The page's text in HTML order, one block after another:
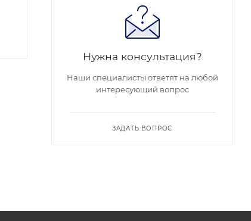
Нужна консультация?
Наши специалисты ответят на любой
интересующий вопрос
ЗАДАТЬ ВОПРОС